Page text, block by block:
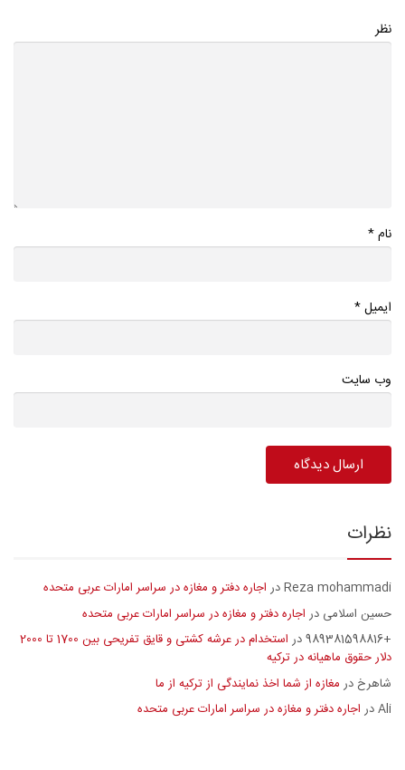
نظر
نام*
ایمیل*
وب سایت
نظرات
Reza mohammadiدر اجاره دفتر و مغازه در سراسر امارات عربی متحده
حسین اسلامی در اجاره دفتر و مغازه در سراسر امارات عربی متحده
+989381598816
در
استخدام در عرشه کشتی و قایق تفریحی بین 1700 تا 2000
دلار حقوق ماهیانه در ترکیه
شاهرخ در مغازه از شما اخذ نمایندگی از ترکیه از ما
Aliدر اجاره دفتر و مغازه در سراسر امارات عربی متحده